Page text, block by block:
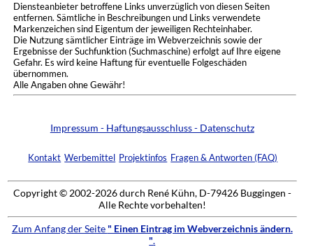
Diensteanbieter betroffene Links unverzüglich von diesen Seiten
entfernen. Sämtliche in Beschreibungen und Links verwendete
Markenzeichen sind Eigentum der jeweiligen Rechteinhaber.
Die Nutzung sämtlicher Einträge im Webverzeichnis sowie der
Ergebnisse der Suchfunktion (Suchmaschine) erfolgt auf Ihre eigene
Gefahr. Es wird keine Haftung für eventuelle Folgeschäden
übernommen.
Alle Angaben ohne Gewähr!
Impressum - Haftungsausschluss - Datenschutz
Kontakt Werbemittel Projektinfos Fragen & Antworten (FAQ)
Copyright © 2002-2026 durch René Kühn, D-79426 Buggingen -
Alle Rechte vorbehalten!
Zum Anfang der Seite " Einen Eintrag im Webverzeichnis ändern.
".